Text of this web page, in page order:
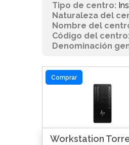
Tipo de centro:
Naturaleza del
Nombre del
Código del centro:
Denominación
Comprar
Workstation